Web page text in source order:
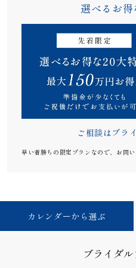
選べるお
ご相談はブラ
早い者勝ちの限定プランなので、お問い
カレンダーから選ぶ
ブライダ